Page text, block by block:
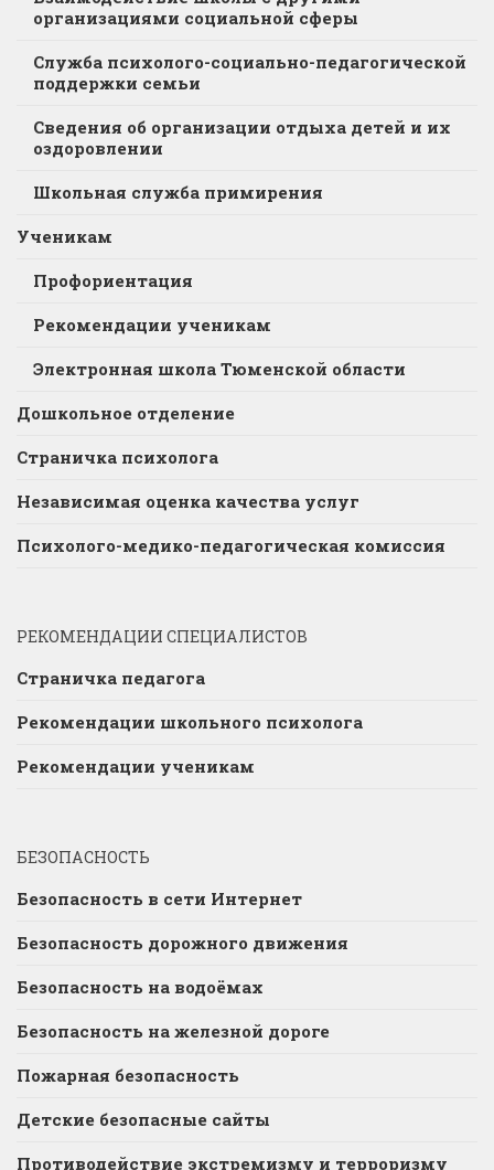
организациями социальной сферы
Служба психолого-социально-педагогической
поддержки семьи
Сведения об организации отдыха детей и их
оздоровлении
Школьная служба примирения
Ученикам
Профориентация
Рекомендации ученикам
Электронная школа Тюменской области
Дошкольное отделение
Страничка психолога
Независимая оценка качества услуг
Психолого-медико-педагогическая комиссия
РЕКОМЕНДАЦИИ СПЕЦИАЛИСТОВ
Страничка педагога
Рекомендации школьного психолога
Рекомендации ученикам
БЕЗОПАСНОСТЬ
Безопасность в сети Интернет
Безопасность дорожного движения
Безопасность на водоёмах
Безопасность на железной дороге
Пожарная безопасность
Детские безопасные сайты
Противодействие экстремизму и терроризму